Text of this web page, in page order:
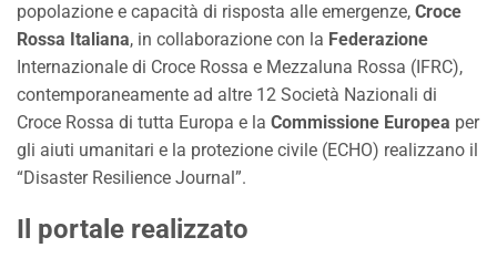
popolazione e capacità di risposta alle emergenze, Croce
Rossa Italiana, in collaborazione con la Federazione
Internazionale di Croce Rossa e Mezzaluna Rossa (IFRC),
contemporaneamente ad altre 12 Società Nazionali di
Croce Rossa di tutta Europa e la Commissione Europea per
gli aiuti umanitari e la protezione civile (ECHO) realizzano il
“Disaster Resilience Journal”.
Il portale realizzato